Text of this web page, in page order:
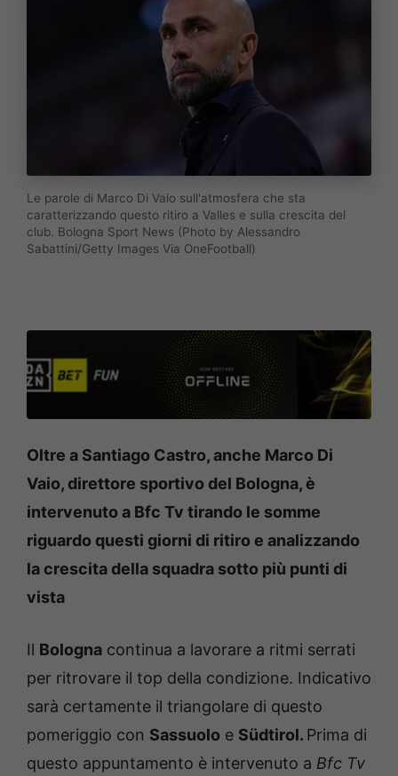
Le parole di Marco Di Vaio sull'atmosfera che sta
caratterizzando questo ritiro a Valles e sulla crescita del
club. Bologna Sport News (Photo by Alessandro
Sabattini/Getty Images Via OneFootball)
Oltre a Santiago Castro, anche Marco Di
Vaio, direttore sportivo del Bologna, è
intervenuto a Bfc Tv tirando le somme
riguardo questi giorni di ritiro e analizzando
la crescita della squadra sotto più punti di
vista
Il Bologna continua a lavorare a ritmi serrati
per ritrovare il top della condizione. Indicativo
sarà certamente il triangolare di questo
pomeriggio con Sassuolo e Südtirol. Prima di
questo appuntamento è intervenuto a Bfc Tv